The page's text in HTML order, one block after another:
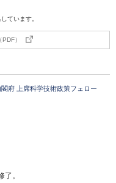
ています。
）
府 上席科学技術政策フェロー
。